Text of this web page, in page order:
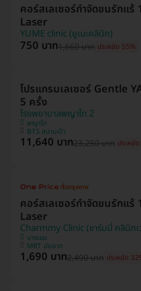
คอร์สเลเซอร์กำจัดขนรักแ
Laser
YUME clinic (ยูเมะคลินิก)
750 บาท1,660 บาท ประหยัด 55%
โปรแกรมเลเซอร์ Gentle
5 ครั้ง
โรงพยาบาลพญาไท 2
พญาไท
BTS สนามเป้า
11,640 บาท23,250 บาท ประหยั
คอร์สเลเซอร์กำจัดขนรักแร้
Laser
Charmmy Clinic (ชาร์มมี่ คลินิกเ
บางเขน
MRT มัยลาภ
1,690 บาท2,490 บาท ประหยัด